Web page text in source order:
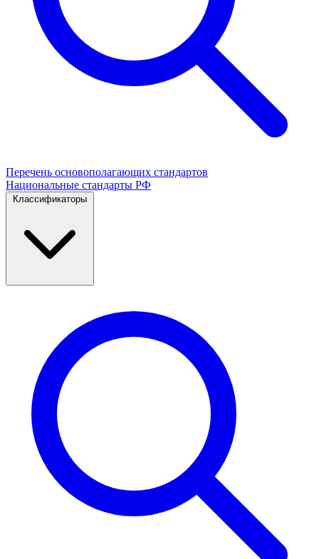
Перечень основополагающих стандартов
Национальные стандарты РФ
Классификаторы